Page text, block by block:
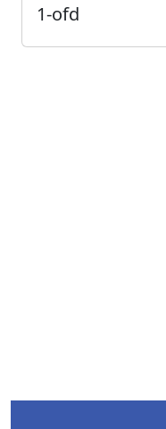
1-ofd